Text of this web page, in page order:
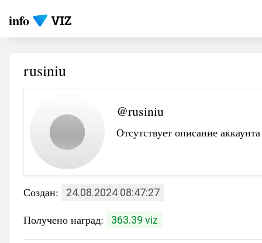
info
rusiniu
@rusiniu
Отсутствует описание аккаунта
Создан: 24.08.2024 08:47:27
Получено наград: 363.39 viz